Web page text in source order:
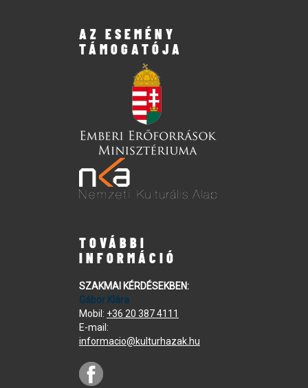
AZ ESEMÉNY
TÁMOGATÓJA
TOVÁBBI
INFORMÁCIÓ
SZAKMAI KÉRDÉSEKBEN:
Gábor Klára
Mobil: +36 20 387 4111
E-mail:
informacio@kulturhazak.hu